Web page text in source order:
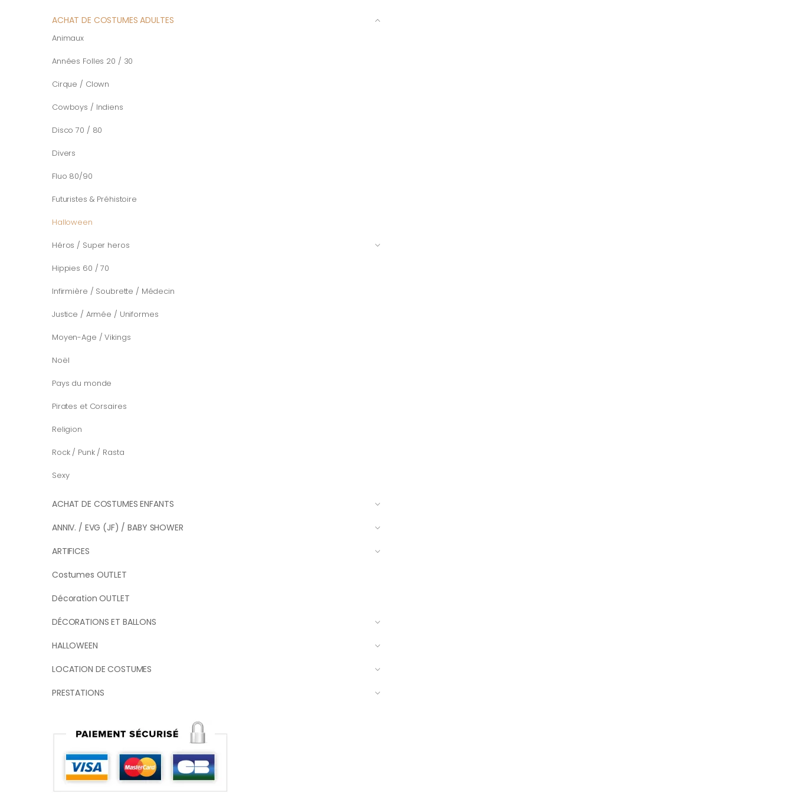
ACHAT DE COSTUMES ADULTES
Animaux
Années Folles 20 / 30
Cirque / Clown
Cowboys / Indiens
Disco 70 / 80
Divers
Fluo 80/90
Futuristes & Préhistoire
Halloween
Héros / Super heros
Hippies 60 / 70
Infirmière / Soubrette / Médecin
Justice / Armée / Uniformes
Moyen-Age / Vikings
Noël
Pays du monde
Pirates et Corsaires
Religion
Rock / Punk / Rasta
Sexy
ACHAT DE COSTUMES ENFANTS
ANNIV. / EVG (JF) / BABY SHOWER
ARTIFICES
Costumes OUTLET
Décoration OUTLET
DÉCORATIONS ET BALLONS
HALLOWEEN
LOCATION DE COSTUMES
PRESTATIONS